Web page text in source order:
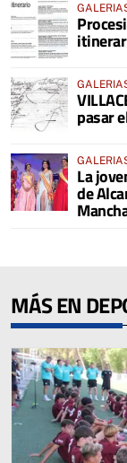
pasar
La
de
MÁS EN